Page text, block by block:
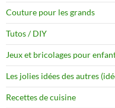
Couture pour les grands
Tutos / DIY
Jeux et bricolages pour
Les jolies idées des autres
Recettes de cuisine